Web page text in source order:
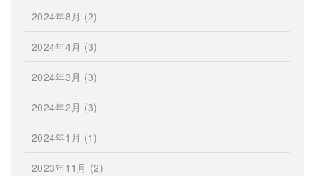
2024年8月 (2)
2024年4月 (3)
2024年3月 (3)
2024年2月 (3)
2024年1月 (1)
2023年11月 (2)